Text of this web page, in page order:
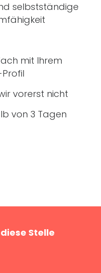
selbstständige
mit Ihrem
vorerst nicht
von 3 Tagen
Stelle